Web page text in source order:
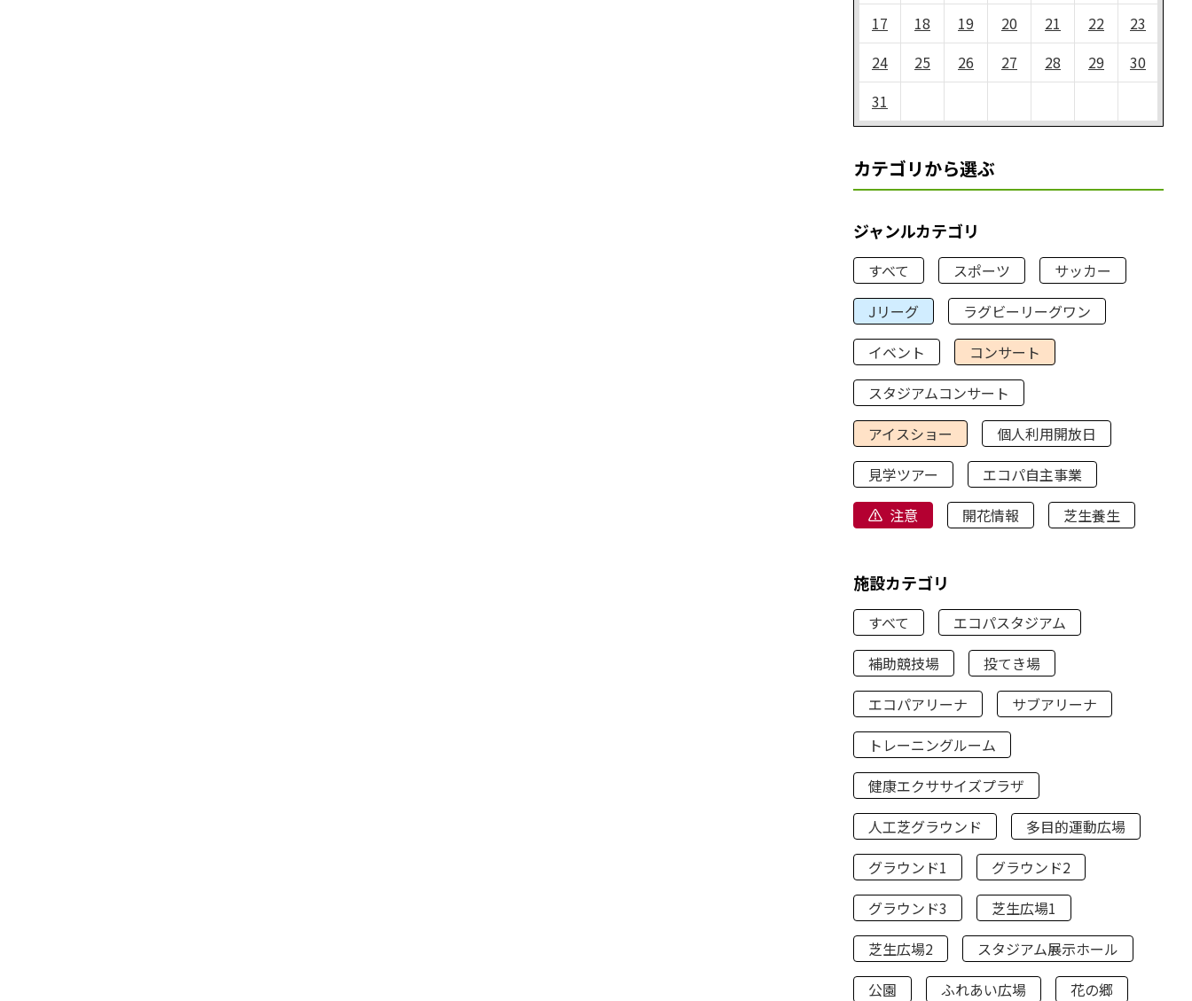
17
18 19 20 21 22
23
24
25 26 27 28 29
30
31
カテゴリから選ぶ
ジャンルカテゴリ
すべて スポーツ
サッカー
Jリーグ
ラグビーリーグワン
イベント
コンサート
スタジアムコンサート
アイスショー
個人利用開放日
見学ツアー
エコパ自主事業
注意
開花情報 芝生養生
施設カテゴリ
すべて
エコパスタジアム
補助競技場
投てき場
エコパアリーナ
サブアリーナ
トレーニングルーム
健康エクササイズプラザ
人工芝グラウンド
多目的運動広場
グラウンド1
グラウンド2
グラウンド3
芝生広場1
芝生広場2
スタジアム展示ホール
公園
ふれあい広場
花の郷